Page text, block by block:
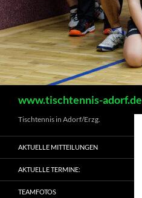
www.tischtennis-adorf.de
Tischtennis in Adorf/Erzg.
AKTUELLE MITTEILUNGEN
AKTUELLE TERMINE:
TEAMFOTOS